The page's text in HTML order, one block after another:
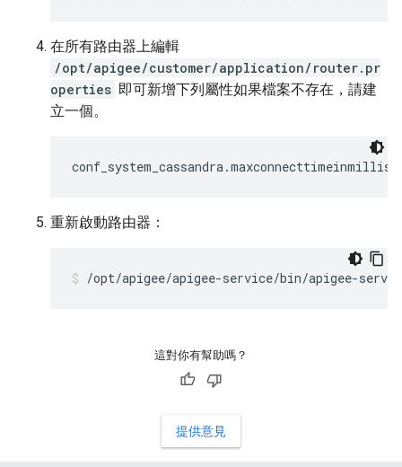
在所有路由器上編輯
/opt/apigee/customer/application/router.pr
operties 即可新增下列屬性如果檔案不存在，請建
立一個。
重新啟動路由器：
/opt/apigee/apigee-service/bin/apigee-
這對你有幫助嗎？
提供意見